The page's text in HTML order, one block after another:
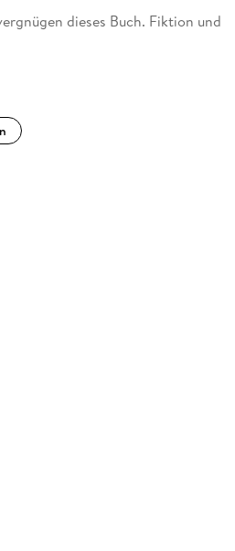
dieses Buch. Fiktion und